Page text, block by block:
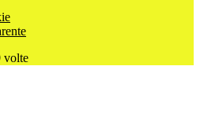
volte